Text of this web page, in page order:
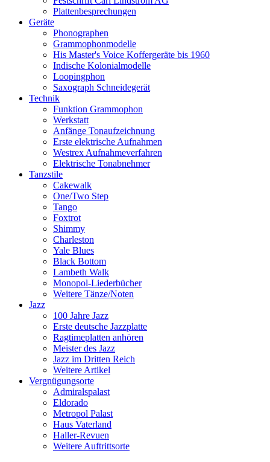
Plattenbesprechungen
Geräte
Phonographen
Grammophonmodelle
His Master's Voice Koffergeräte bis 1960
Indische Kolonialmodelle
Loopingphon
Saxograph Schneidegerät
Technik
Funktion Grammophon
Werkstatt
Anfänge Tonaufzeichnung
Erste elektrische Aufnahmen
Westrex Aufnahmeverfahren
Elektrische Tonabnehmer
Tanzstile
Cakewalk
One/Two Step
Tango
Foxtrot
Shimmy
Charleston
Yale Blues
Black Bottom
Lambeth Walk
Monopol-Liederbücher
Weitere Tänze/Noten
Jazz
100 Jahre Jazz
Erste deutsche Jazzplatte
Ragtimeplatten anhören
Meister des Jazz
Jazz im Dritten Reich
Weitere Artikel
Vergnügungsorte
Admiralspalast
Eldorado
Metropol Palast
Haus Vaterland
Haller-Revuen
Weitere Auftrittsorte